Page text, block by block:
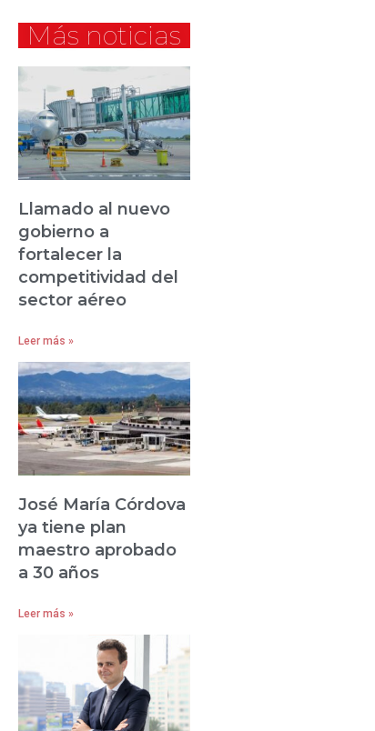
Más noticias
Llamado al nuevo
gobierno a
fortalecer la
competitividad del
sector aéreo
Leer más »
José María Córdova
ya tiene plan
maestro aprobado
a 30 años
Leer más »